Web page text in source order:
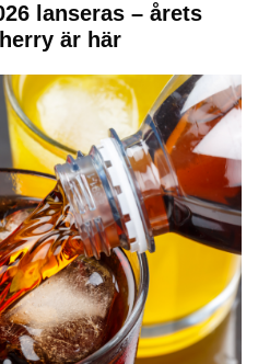
lanseras – årets
är här